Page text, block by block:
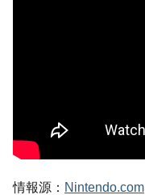
情報源： Nintendo.com